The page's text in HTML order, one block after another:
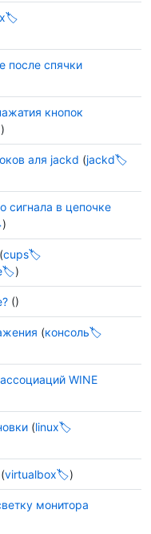
после спячки
кнопок
)
аля jackd (jackd
в цепочке
)
(cups
)
()
(консоль
WINE
(linux
(virtualbox )
монитора